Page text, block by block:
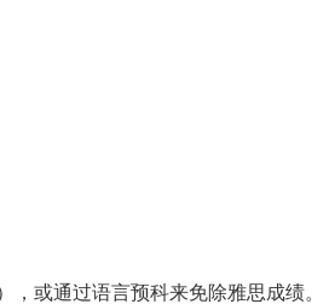
或通过语言预科来免除雅思成绩。